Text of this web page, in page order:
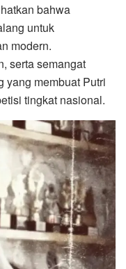
bahwa
untuk
modern.
serta semangat
yang membuat Putri
tingkat nasional.